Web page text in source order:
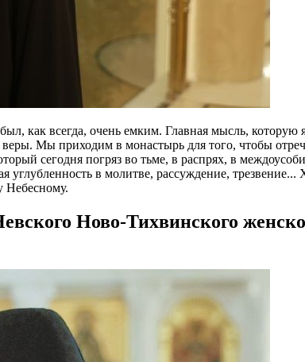
как всегда, очень емким. Главная мысль, которую
Мы приходим в монастырь для того, чтобы
сегодня погряз во тьме, в распрях, в
в молитве, рассуждение, трезвение...
Небесному.
Ново-Тихвинского